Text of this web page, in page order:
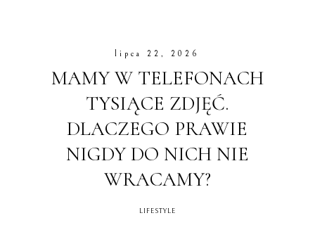
lipca 22, 2026
MAMY W TELEFONACH
TYSIĄCE ZDJĘĆ.
DLACZEGO PRAWIE
NIGDY DO NICH NIE
WRACAMY?
LIFESTYLE